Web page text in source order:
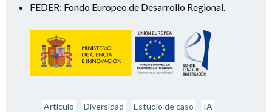
FEDER: Fondo Europeo de Desarrollo Regional.
Artículo Diversidad Estudio de caso
IA